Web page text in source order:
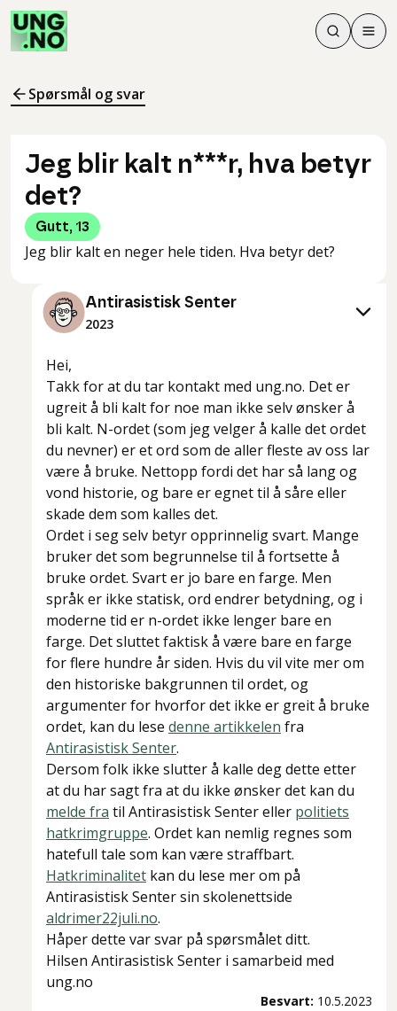
Søk
Søk
Meny
Spørsmål og svar
Jeg blir kalt n***r, hva betyr
det?
Gutt, 13
Jeg blir kalt en neger hele tiden. Hva betyr det?
Antirasistisk Senter
2023
Hei,
Takk for at du tar kontakt med ung.no. Det er
ugreit å bli kalt for noe man ikke selv ønsker å
bli kalt. N-ordet (som jeg velger å kalle det ordet
du nevner) er et ord som de aller fleste av oss lar
være å bruke. Nettopp fordi det har så lang og
vond historie, og bare er egnet til å såre eller
skade dem som kalles det.
Ordet i seg selv betyr opprinnelig svart. Mange
bruker det som begrunnelse til å fortsette å
bruke ordet. Svart er jo bare en farge. Men
språk er ikke statisk, ord endrer betydning, og i
moderne tid er n-ordet ikke lenger bare en
farge. Det sluttet faktisk å være bare en farge
for flere hundre år siden. Hvis du vil vite mer om
den historiske bakgrunnen til ordet, og
argumenter for hvorfor det ikke er greit å bruke
ordet, kan du lese denne artikkelen fra
Antirasistisk Senter.
Dersom folk ikke slutter å kalle deg dette etter
at du har sagt fra at du ikke ønsker det kan du
melde fra til Antirasistisk Senter eller politiets
hatkrimgruppe. Ordet kan nemlig regnes som
hatefull tale som kan være straffbart.
Hatkriminalitet kan du lese mer om på
Antirasistisk Senter sin skolenettside
aldrimer22juli.no.
Håper dette var svar på spørsmålet ditt.
Hilsen Antirasistisk Senter i samarbeid med
ung.no
Besvart: 10.5.2023